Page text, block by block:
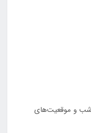
شب و موقعیت‌های